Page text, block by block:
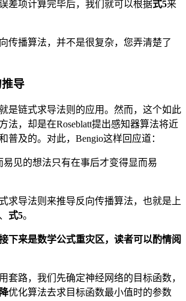
差项计算完毕后，我们就可以根据式5来
传播算法，并不是很复杂，您弄清楚了
导
是链式求导法则的应用。然而，这个如此
法，却是在Roseblatt提出感知器算法将近
普及的。对此，Bengio这样回应道：
易见的想法只有在事后才变得显而易
求导法则来推导反向传播算法，也就是上
、 式5。
来是数学公式重灾区，读者可以酌情阅
套路，我们先确定神经网络的目标函数，
优化算法去求目标函数最小值时的参数